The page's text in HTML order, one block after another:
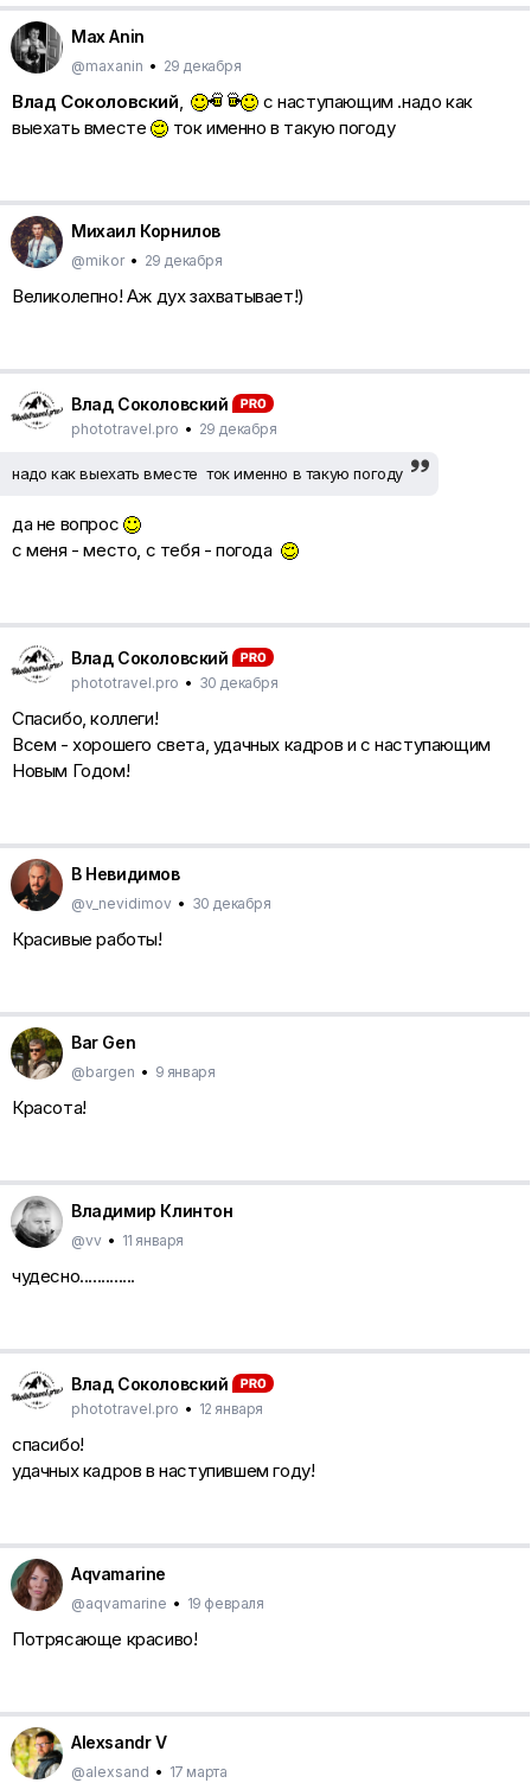
Max Anin
@maxanin • 29 декабря
Влад Соколовский,
с наступающим .надо как
выехать вместе
ток именно в такую погоду
Михаил Корнилов
@mikor • 29 декабря
Великолепно! Аж дух захватывает!)
Влад Соколовский
phototravel.pro • 29 декабря
надо как выехать вместе ток именно в такую погоду
да не вопрос
с меня - место, с тебя - погода
Влад Соколовский
phototravel.pro • 30 декабря
Спасибо, коллеги!
Всем - хорошего света, удачных кадров и с наступающим
Новым Годом!
В Невидимов
@v_nevidimov • 30 декабря
Красивые работы!
Bar Gen
@bargen • 9 января
Красота!
Владимир Клинтон
@vv • 11 января
чудесно.............
Влад Соколовский
phototravel.pro • 12 января
спасибо!
удачных кадров в наступившем году!
Aqvamarine
@aqvamarine • 19 февраля
Потрясающе красиво!
Alexsandr V
@alexsand • 17 марта